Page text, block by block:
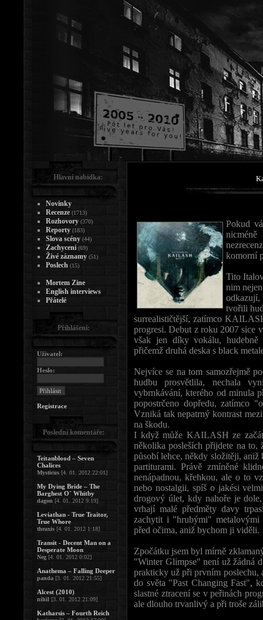
Pokud
komorní
Tito
nim
odkazují,
tvořili
surrealističtější, zatímco
progresi. Debut z roku 2007 sice
však jen díky vokálu, hudebně
přičemž druhá deska s black
Nejvíce se na tom samozřejmě
hudbu prosvětlila, nechala
vybrnkávání, kterého od minula
popostrčeno dopředu, zatímco
Vzniká tak nepatrný kontrast
na škodu.
I když může KAILASH ze
několika posleších přijdete na
působí lehce, někdy složitěji, aniž
partiturami. Právě zmíněné
nenápadnou, křehkou, ale o to
nebo nostalgii, spíš o jakési
drogový úlet, kdy nahoře je
vrhají malé předměty davy
zachytit i "hrubými" metalovými
před očima, aniž bychom ji viděli.
Zpočátku jsem byl mírně
"Winter Glimpse" není už žádná
prakticky už při prvním poslechu,
do světa "Past Changing Fast",
slastné ztracení se v peřinách
ale dlouho trvanlivý a při troše
Hlavní nabídka:
Novinky
Recenze (1713)
Rozhovory (370)
Reporty (183)
Slova scény (44)
Zachycení (69)
Živé záznamy (51)
Poslech (15)
Mortem Zine
English interviews
Přátelé
Přihlášení:
Uživatel:
Heslo:
Registrace
Poslední komentáře:
Teitanblood – Seven
Chalices
Mysticus [4. 01. 2012 22:01]
My Dying Bride – The
Barghest O´ Whitby
dagon [4. 01. 2012 9:19]
Leviathan - True Traitor,
True Whore
theaxis [4. 01. 2012 1:18]
Transit - Decent Man on a
Desperate Moon
Neg [4. 01. 2012 0:02]
Anathema – Falling Deeper
panda [3. 01. 2012 21:55]
Alcest (2010)
nihil [3. 01. 2012 21:09]
Katharsis – Fourth Reich